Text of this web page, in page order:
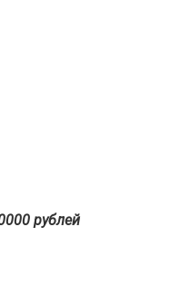
рублей